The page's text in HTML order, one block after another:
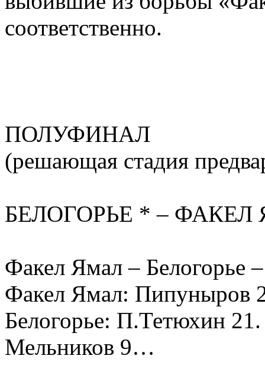
соответственно.
ПОЛУФИНАЛ
(решающая стадия
БЕЛОГОРЬЕ * – ФАКЕЛ
Факел Ямал – Белогорье
Факел Ямал: Пипуныров
Белогорье: П.Тетюхин
Мельников 9…